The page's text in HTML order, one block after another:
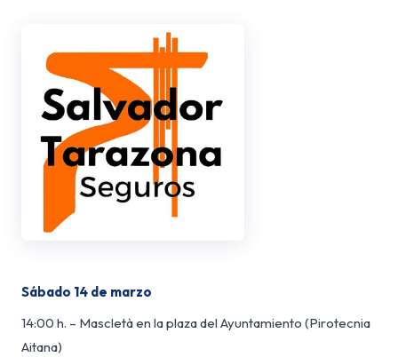
Sábado 14 de marzo
14:00 h. – Mascletà en la plaza del Ayuntamiento (Pirotecnia
Aitana)